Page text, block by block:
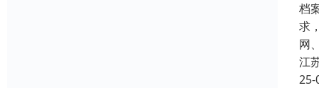
档
求
网
江
25-